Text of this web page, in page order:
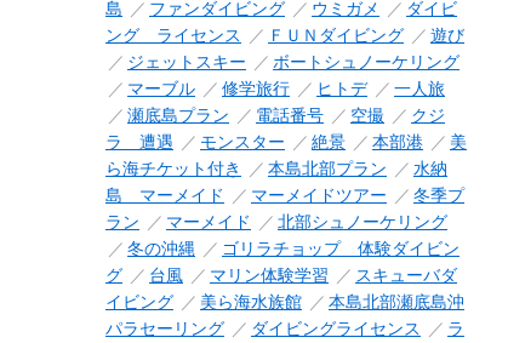
島
ファンダイビング ウミガメ
ダイビ
ング ライセンス
ＦＵＮダイビング
遊び
ジェットスキー
ボートシュノーケリング
マーブル
修学旅行 ヒトデ
一人旅
瀬底島プラン
電話番号 空撮
クジ
ラ 遭遇
モンスター 絶景 本部港
美
ら海チケット付き
本島北部プラン
水納
島 マーメイド
マーメイドツアー
冬季プ
ラン
マーメイド
北部シュノーケリング
冬の沖縄
ゴリラチョップ 体験ダイビン
グ
台風 マリン体験学習
スキューバダ
イビング
美ら海水族館
本島北部瀬底島沖
パラセーリング
ダイビングライセンス
ラ